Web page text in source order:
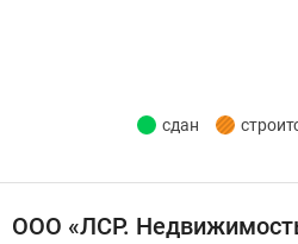
сдан